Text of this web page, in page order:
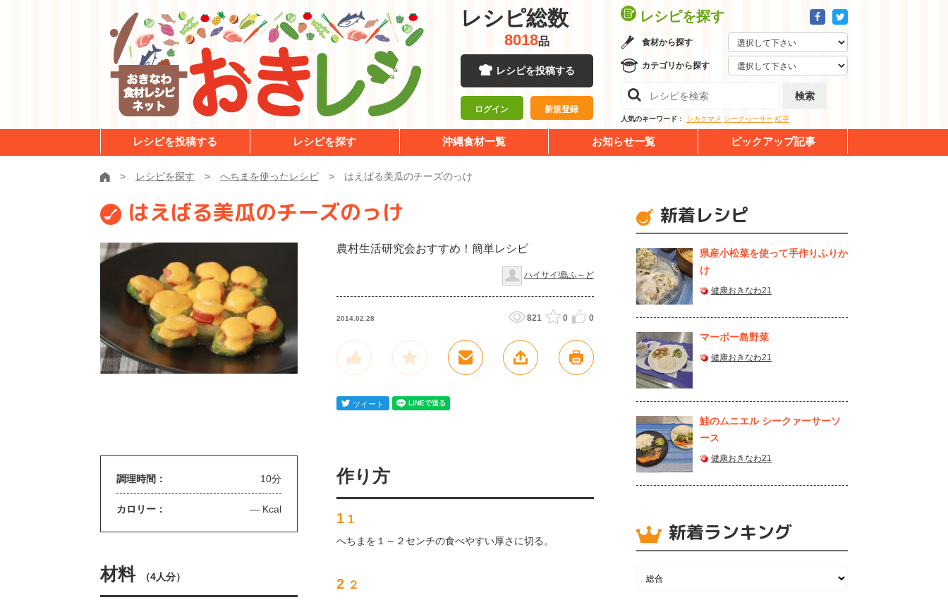
レシピ総数
8018品
レシピを投稿する
ログイン 新規登録
レシピを探す
食材から探す
カテゴリから探す
検索
人気のキーワード： シカクマメ シークヮーサー 紅芋
レシピを投稿する レシピを探す 沖縄食材一覧 お知らせ一覧 ピックアップ記事
レシピを探す へちまを使ったレシピ はえばる美瓜のチーズのっけ
はえばる美瓜のチーズのっけ
農村生活研究会おすすめ！簡単レシピ
ハイサイ!島ふ～ど
2014.02.28 821 0 0
調理時間： 10分
カロリー： — Kcal
材料 （4人分）
作り方
1 1
へちまを１～２センチの食べやすい厚さに切る。
2 ２
新着レシピ
県産⼩松菜を使って⼿作りふりか
け
健康おきなわ21
マーボー島野菜
健康おきなわ21
鮭のムニエル シークァーサーソ
ース
健康おきなわ21
新着ランキング